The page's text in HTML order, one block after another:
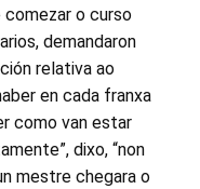
o curso
demandaron
relativa ao
en cada franxa
como van estar
dixo, “non
mestre chegara o